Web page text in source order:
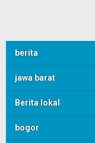
berita
jawa barat
Berita lokal
bogor